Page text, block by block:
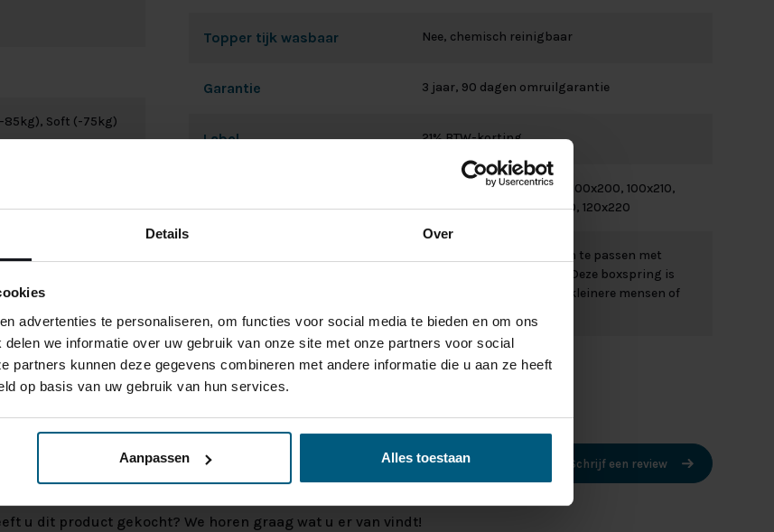
Details Over
advertenties te personaliseren, om functies voor social media te bieden en om ons
we informatie over uw gebruik van onze site met onze partners voor social
partners kunnen deze gegevens combineren met andere informatie die u aan ze heeft
op basis van uw gebruik van hun services.
Aanpassen Alles toestaan
85kg), Soft (-75kg)
allergisch
Topper tijk wasbaar Nee, chemisch reinigbaar
Garantie 3 jaar, 90 dagen omruilgarantie
Label 21% BTW-korting
90x200, 90x210, 90x220, 100x200, 100x210,
100x220, 120x200, 120x210, 120x220
Circa 63cm (eventueel aan te passen met
lagere poten naar 57cm) Deze boxspring is
speciaal aangepast voor kleinere mensen of
EAN
Schrijf een review
u dit product gekocht? We horen graag wat u er van vindt!